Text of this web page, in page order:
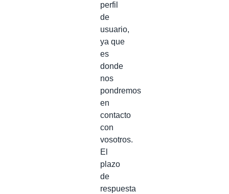
perfil
de
usuario,
ya que
es
donde
nos
pondremos
en
contacto
con
vosotros.
El
plazo
de
respuesta